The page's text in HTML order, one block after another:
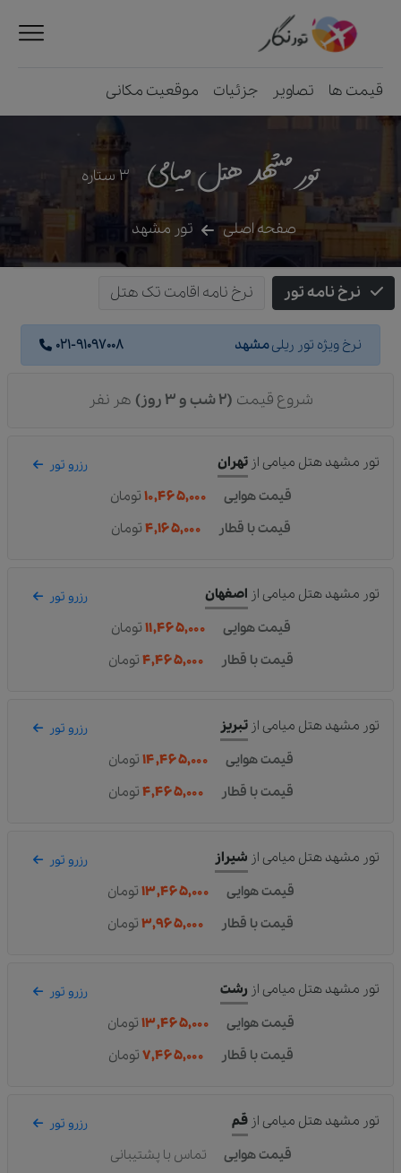
قیمت ها تصاویر جزئیات موقعیت مکانی
تور مشهد هتل میامی 3 ستاره
صفحه اصلی تور مشهد
نرخ نامه تور نرخ نامه اقامت تک هتل
نرخ ویژه تور ریلیمشهد 021-91097008
شروع قیمت (2 شب و 3 روز) هر نفر
تور مشهد هتل میامی از تهران رزرو تور
قیمت هوایی ۱۰,۴۶۵,۰۰۰ تومان
قیمت با قطار
۴,۱۶۵,۰۰۰ تومان
تور مشهد هتل میامی از اصفهان رزرو تور
قیمت هوایی ۱۱,۴۶۵,۰۰۰ تومان
قیمت با قطار
۴,۴۶۵,۰۰۰ تومان
تور مشهد هتل میامی از تبریز رزرو تور
قیمت هوایی ۱۴,۴۶۵,۰۰۰ تومان
قیمت با قطار
۴,۴۶۵,۰۰۰ تومان
تور مشهد هتل میامی از شیراز رزرو تور
قیمت هوایی ۱۳,۴۶۵,۰۰۰ تومان
قیمت با قطار
۳,۹۶۵,۰۰۰ تومان
تور مشهد هتل میامی از رشت رزرو تور
قیمت هوایی ۱۳,۴۶۵,۰۰۰ تومان
قیمت با قطار
۷,۴۶۵,۰۰۰ تومان
تور مشهد هتل میامی از قم رزرو تور
قیمت هوایی
تماس با پشتیبانی